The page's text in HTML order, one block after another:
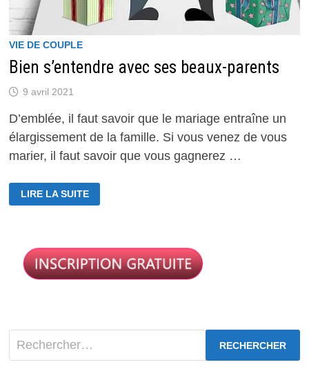
VIE DE COUPLE
Bien s’entendre avec ses beaux-parents
9 avril 2021
D’emblée, il faut savoir que le mariage entraîne un
élargissement de la famille. Si vous venez de vous
marier, il faut savoir que vous gagnerez …
BIEN
S’ENTENDRE
AVEC
LIRE LA SUITE
Rechercher :